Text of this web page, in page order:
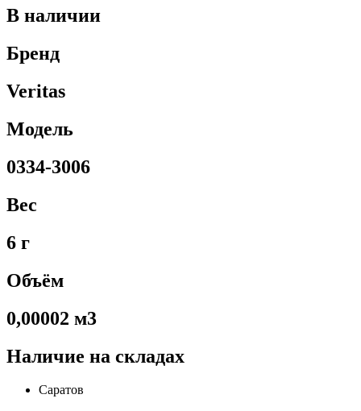
В наличии
Бренд
Veritas
Модель
0334-3006
Вес
6 г
Объём
0,00002 м3
Наличие на складах
Саратов